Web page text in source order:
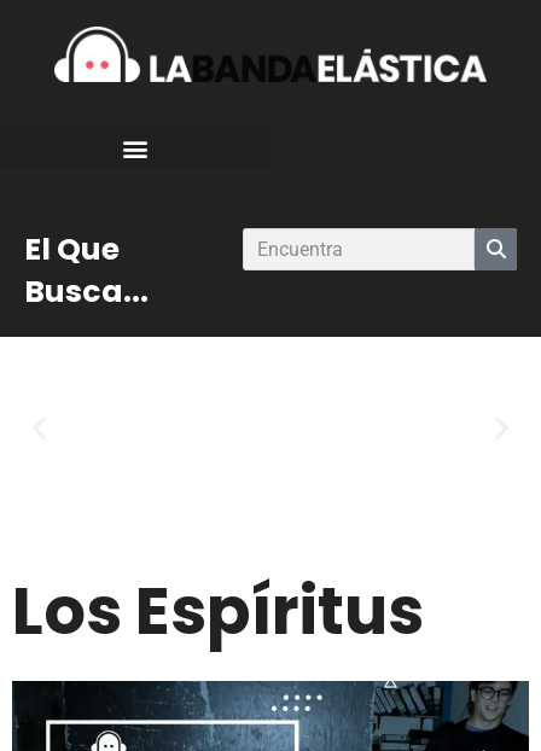
El Que
Busca...
Los Espíritus